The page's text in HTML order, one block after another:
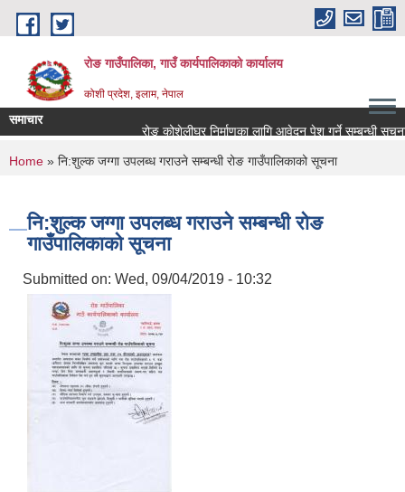
Skip to main content
रोङ गाउँपालिका, गाउँ कार्यपालिकाको कार्यालय
कोशी प्रदेश, इलाम, नेपाल
समाचार
रोङ कोशेलीघर निर्माणका लागि आवेदन पेश गर्ने सम्बन्धी सूचना.
You are here
Home » नि:शुल्क जग्गा उपलब्ध गराउने सम्बन्धी रोङ गाउँपालिकाको सूचना
नि:शुल्क जग्गा उपलब्ध गराउने सम्बन्धी रोङ
गाउँपालिकाको सूचना
Submitted on: Wed, 09/04/2019 - 10:32